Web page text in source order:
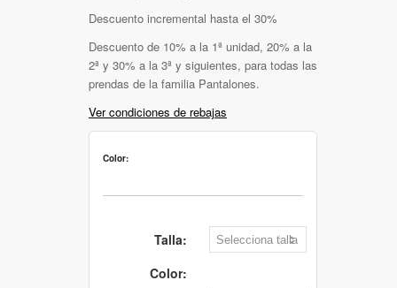
Descuento incremental hasta el 30%
Descuento de 10% a la 1ª unidad, 20% a la
2ª y 30% a la 3ª y siguientes, para todas las
prendas de la familia Pantalones.
Ver condiciones de rebajas
Color:
Talla:
Color: